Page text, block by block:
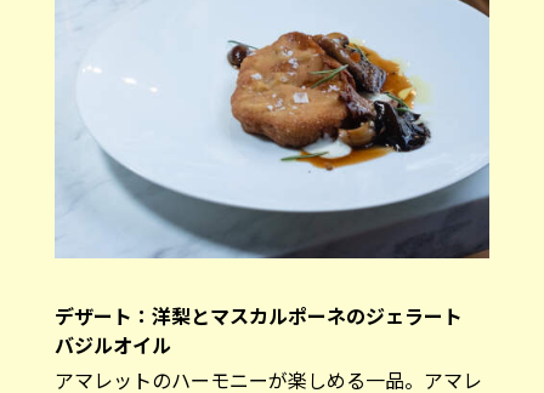
デザート：洋梨とマスカルポーネのジェラート
バジルオイル
アマレットのハーモニーが楽しめる一品。アマレ